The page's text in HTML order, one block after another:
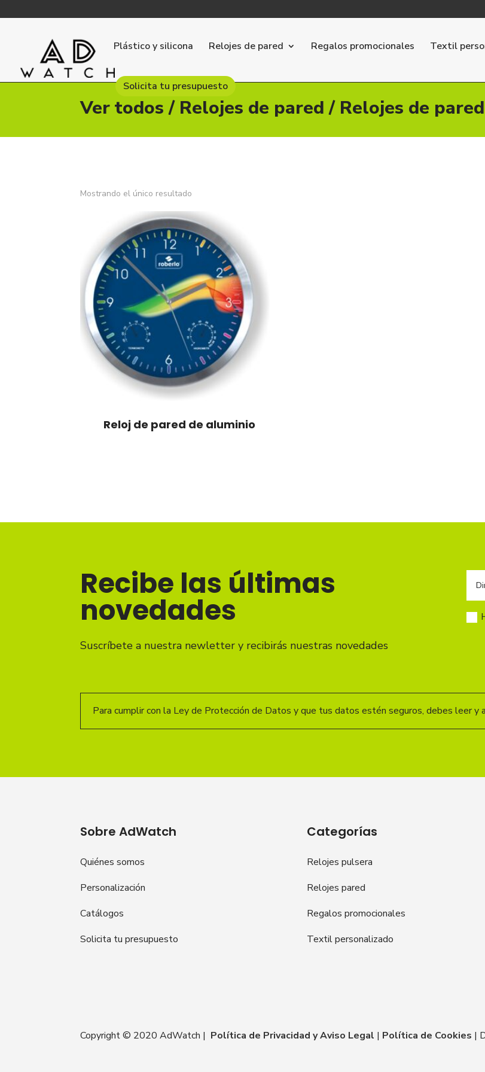
Plástico y silicona Relojes de pared Regalos promocionales Textil
Solicita tu presupuesto
Ver todos/ Relojes de pared/ Relojes de
Mostrando el único resultado
Reloj de pared de aluminio
Recibe las últimas
novedades
Suscríbete a nuestra newletter y recibirás nuestras novedades
Para cumplir con la Ley de Protección de Datos y que tus datos estén seguros, debes leer y
Sobre AdWatch
Quiénes somos
Personalización
Catálogos
Solicita tu presupuesto
Categorías
Relojes pulsera
Relojes pared
Regalos promocionales
Textil personalizado
Copyright © 2020 AdWatch | Política de Privacidad y Aviso Legal | Política de Cookies |